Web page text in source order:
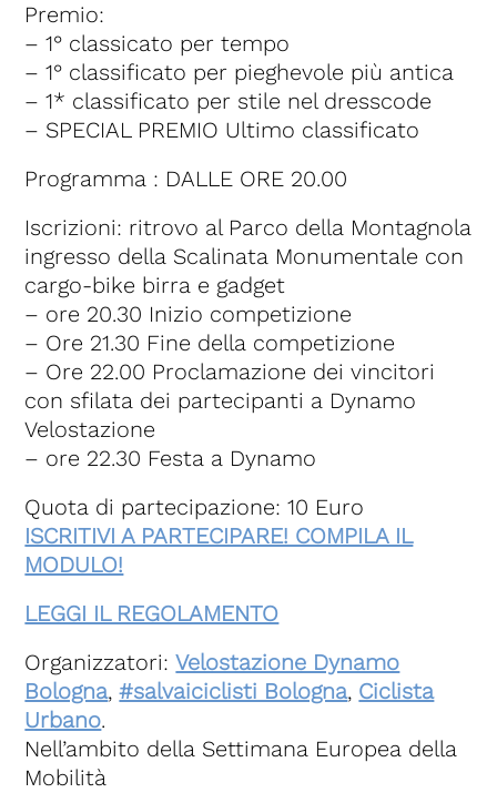
Premio:
– 1° classicato per tempo
– 1° classificato per pieghevole più antica
– 1* classificato per stile nel dresscode
– SPECIAL PREMIO Ultimo classificato
Programma : DALLE ORE 20.00
Iscrizioni: ritrovo al Parco della Montagnola
ingresso della Scalinata Monumentale con
cargo-bike birra e gadget
– ore 20.30 Inizio competizione
– Ore 21.30 Fine della competizione
– Ore 22.00 Proclamazione dei vincitori
con sfilata dei partecipanti a Dynamo
Velostazione
– ore 22.30 Festa a Dynamo
Quota di partecipazione: 10 Euro
ISCRITIVI A PARTECIPARE! COMPILA IL
MODULO!
LEGGI IL REGOLAMENTO
Organizzatori:Velostazione Dynamo
Bologna,#salvaiciclisti Bologna, Ciclista
Urbano.
Nell’ambito della Settimana Europea della
Mobilità